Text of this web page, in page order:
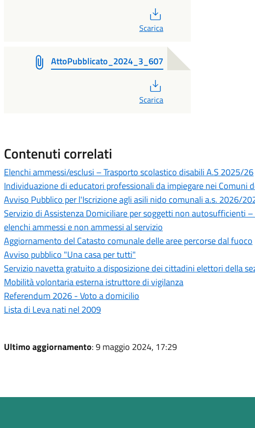
Scarica
AttoPubblicato_2024_3_607
Scarica
Contenuti correlati
Elenchi ammessi/esclusi – Trasporto scolastico disabili A.S 2025/26
Individuazione di educatori professionali da impiegare nei Comuni
Avviso Pubblico per l'Iscrizione agli asili nido comunali a.s. 2026/
Servizio di Assistenza Domiciliare per soggetti non autosufficienti
elenchi ammessi e non ammessi al servizio
Aggiornamento del Catasto comunale delle aree percorse dal fuoco
Avviso pubblico "Una casa per tutti"
Servizio navetta gratuito a disposizione dei cittadini elettori della
Mobilità volontaria esterna istruttore di vigilanza
Referendum 2026 - Voto a domicilio
Lista di Leva nati nel 2009
Ultimo aggiornamento: 9 maggio 2024, 17:29